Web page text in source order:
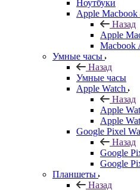
Ноутбуки
Apple Macbook
Назад
Apple
Macbook
Умные часы
Назад
Умные часы
Apple Watch
Назад
Apple
Apple
Google Pixel
Назад
Google
Google
Планшеты
Назад